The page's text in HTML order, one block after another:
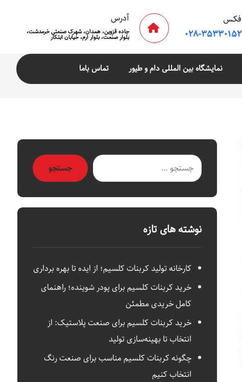
آدرس
جاده قزوین، همدان، شهرک صنعتی خرمدشت،
بلوار صنعت، بلوار ارم، خیابان ابتکار
فکس
۰۲۸-۳۵۳۳۰۱۵۲
نمایشگاه بین المللی دام و طیور تماس بامامجله شیمیایی کربنات کلسیم رسوبی
نوشته های تازه
کارخانه تولید کربنات کلسیم؛ از ایده تا بهره‌ برداری
خرید کربنات کلسیم برای پودر شوینده؛ راهنمای
کامل خریدی مطمئن
خرید کربنات کلسیم برای صنعت پلاستیک: از
انتخاب تا بهینه‌سازی تولید
چگونه کربنات کلسیم مناسب برای صنعت رنگ
انتخاب کنیم